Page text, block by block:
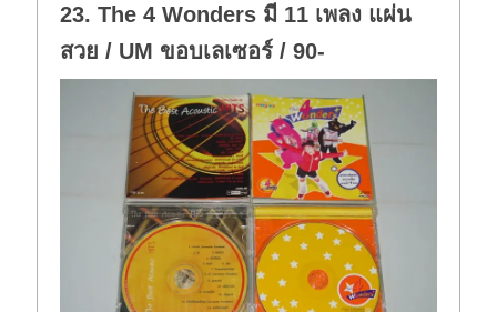
23. The 4 Wonders มี 11 เพลง แผ่น
สวย / UM ขอบเลเซอร์ / 90-